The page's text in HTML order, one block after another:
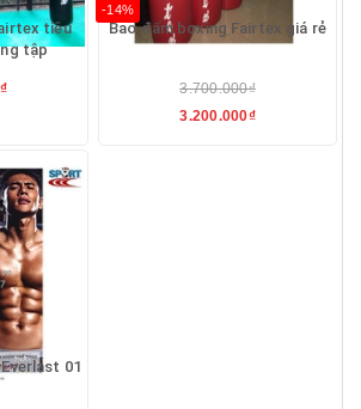
tiêu
tập
-14%
Bao đấm boxing Fairtex giá rẻ
3.700.000₫
3.200.000₫
01